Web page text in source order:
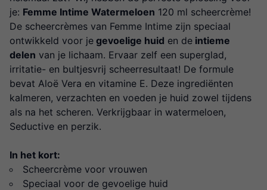
je: Femme Intime Watermeloen 120 ml scheercrème!
De scheercrèmes van Femme Intime zijn speciaal
ontwikkeld voor je gevoelige huid en de intieme
delen van je lichaam. Ervaar zelf een superglad,
irritatie- en bultjesvrij scheerresultaat! De formule
bevat Aloë Vera en vitamine E. Deze ingrediënten
kalmeren, verzachten en voeden je huid zowel tijdens
als na het scheren. Verkrijgbaar in watermeloen,
Seductive en perzik.
In het kort:
Scheercrème voor vrouwen
Speciaal voor de gevoelige huid